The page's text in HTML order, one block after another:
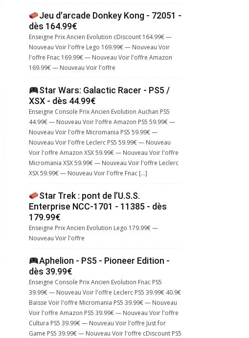
Jeu d'arcade Donkey Kong - 72051 -
dès 164.99€
Enseigne Prix Ancien Evolution cDiscount 164.99€ —
Nouveau Voir l'offre Lego 169.99€ — Nouveau Voir
l'offre Fnac 169.99€ — Nouveau Voir l'offre Amazon
169.99€ — Nouveau Voir l'offre
Star Wars: Galactic Racer - PS5 /
XSX - dès 44.99€
Enseigne Console Prix Ancien Evolution Auchan PS5
44.99€ — Nouveau Voir l'offre Amazon PS5 59.99€ —
Nouveau Voir l'offre Micromania PS5 59.99€ —
Nouveau Voir l'offre Leclerc PS5 59.99€ — Nouveau
Voir l'offre Amazon XSX 59.99€ — Nouveau Voir l'offre
Micromania XSX 59.99€ — Nouveau Voir l'offre Leclerc
XSX 59.99€ — Nouveau Voir l'offre Fnac […]
Star Trek : pont de l’U.S.S.
Enterprise NCC-1701 - 11385 - dès
179.99€
Enseigne Prix Ancien Evolution Lego 179.99€ —
Nouveau Voir l'offre
Aphelion - PS5 - Pioneer Edition -
dès 39.99€
Enseigne Console Prix Ancien Evolution Fnac PS5
39.99€ — Nouveau Voir l'offre Leclerc PS5 39.99€ 40.9€
Baisse Voir l'offre Micromania PS5 39.99€ — Nouveau
Voir l'offre Amazon PS5 39.99€ — Nouveau Voir l'offre
Cultura PS5 39.99€ — Nouveau Voir l'offre Just for
Game PS5 39.99€ — Nouveau Voir l'offre cDiscount PS5